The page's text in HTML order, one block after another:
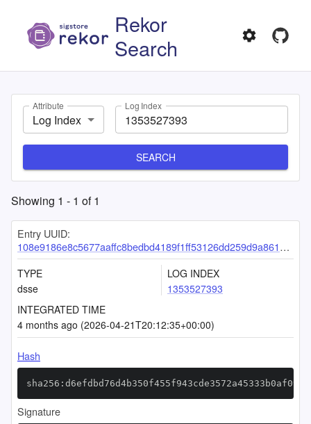
Rekor
Search
Attribute
Log Index
Log Index
SEARCH
Showing 1 - 1 of1
Entry UUID:
108e9186e8c5677aaffc8bedbd4189f1ff53126dd259d9a86128eea26bd80a75bada94bc61290607
TYPE
dsse
LOG INDEX
1353527393
INTEGRATED TIME
4 months ago (2026-04-21T20:12:35+00:00)
Hash
Signature